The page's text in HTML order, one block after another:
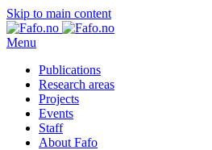
Skip to main content
Menu
Publications
Research areas
Projects
Events
Staff
About Fafo